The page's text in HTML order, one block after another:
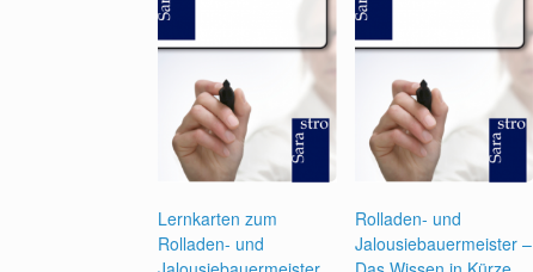
Lernkarten zum
Rolladen- und
Rolladen- und
Jalousiebauermeister –